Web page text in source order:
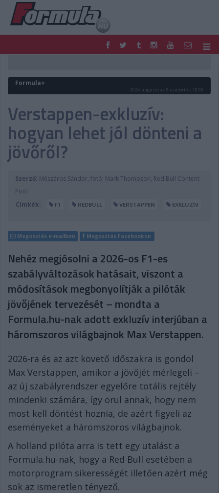
FORMULA
MOTOR
HAZAI
PODCAST
SHOP
LIVE
TIPPJÁTÉK
DIGITÁLIS MAGAZIN
PONTÁLLÁSOK
VERSENYNAPTÁRAK
Formula+
2024. augusztus 8. csütörtök, 10:00
Verstappen-exkluzív:
hogyan lehet jól dönteni a
jövőről?
Szerző: Mészáros Sándor, fotó: Mark Thompson, Red Bull Content
Pool
Címkék:
F1 REDBULL VERSTAPPEN EXKLUZÍV
Megosztás e-mailben Megosztás Facebookon
Nehéz megjósolni a 2026-os F1-es
szabályváltozások hatásait, viszont a
módosítások megbonyolítják a pilóták
jövőjének tervezését – mondta a
Formula.hu-nak adott exkluzív interjúban a
háromszoros világbajnok Max Verstappen.
2026-ra és az azt követő időszakra is gondol
Max Verstappen, amikor a jövőjét mérlegeli –
az új szabályrendszer egyelőre totális rejtély
mindenki számára, így örül annak, hogy nem
most kell döntést hoznia, de azért figyeli az
eseményeket a háromszoros világbajnok.
A holland pilóta arra is tett egy utalást a
Formula.hu-nak, hogy a Red Bull esetében a
motorprogram sikerességét illetően azért még
sok az ismeretlen tényező.